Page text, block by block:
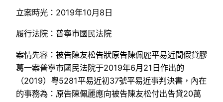
立案時光：2019年10月8日
履行法院：普寧市國民法院
案情先容：被告陳友松告狀原告陳佩麗平易近間假貸膠
葛一案普寧市國民法院于2019年6月21日作出的
（2019）粵5281平易近初37號平易近事判決書，內在
的事務為：原告陳佩麗應向被告陳友松付出告貸20萬